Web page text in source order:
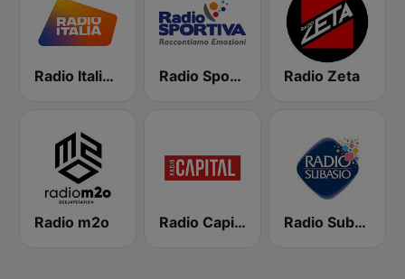
Radio Italia solomusicaitaliana Radio Sportiva Radio Zeta
Radio m2o Radio Capital Radio Subasio